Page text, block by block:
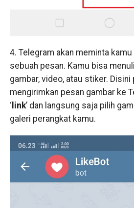
4. Telegram akan meminta
sebuah pesan. Kamu bisa
gambar, video, atau stiker. Disini
mengirimkan pesan gambar ke
‘link’ dan langsung saja pilih
galeri perangkat kamu.